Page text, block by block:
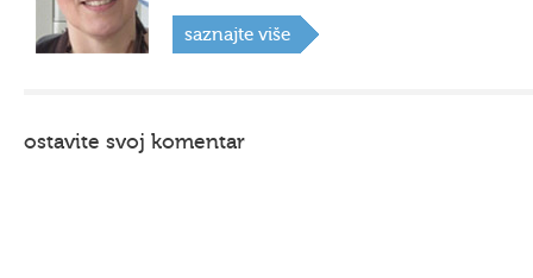
saznajte više
ostavite svoj komentar